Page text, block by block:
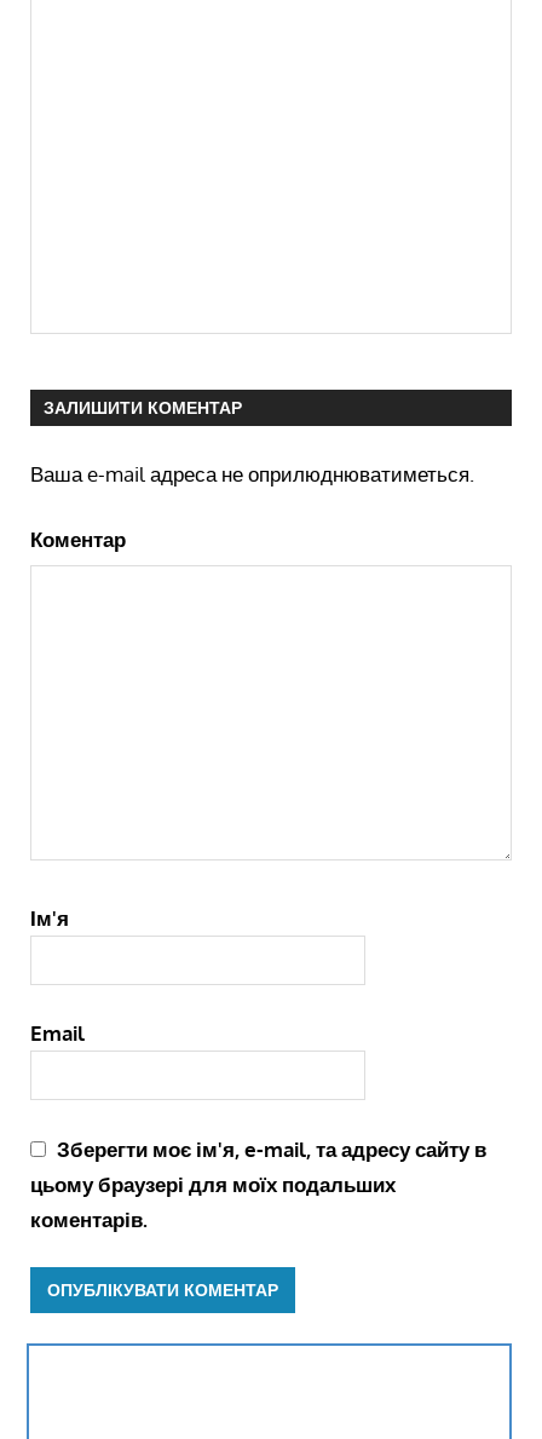
ЗАЛИШИТИ КОМЕНТАР
Ваша e-mail адреса не оприлюднюватиметься.
Коментар
Ім'я
Email
Зберегти моє ім'я, e-mail, та адресу сайту в
цьому браузері для моїх подальших
коментарів.